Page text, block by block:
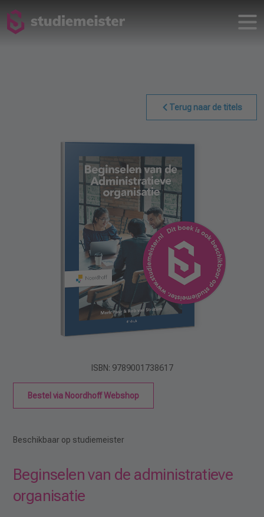
Terug naar de titels
ISBN: 9789001738617
Bestel via Noordhoff Webshop
Beschikbaar op studiemeister
Beginselen van de administratieve
organisatie